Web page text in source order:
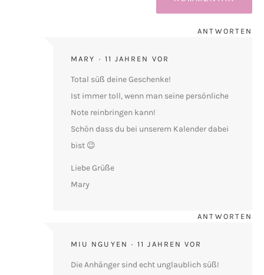
MARY 11 JAHREN VOR
ANTWORTEN
Total süß deine Geschenke!
Ist immer toll, wenn man seine persönliche
Note reinbringen kann!
Schön dass du bei unserem Kalender dabei
bist 😉
Liebe Grüße
Mary
MIU NGUYEN 11 JAHREN VOR
ANTWORTEN
Die Anhänger sind echt unglaublich süß!